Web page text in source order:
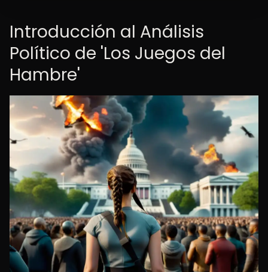
Introducción al Análisis
Político de 'Los Juegos del
Hambre'